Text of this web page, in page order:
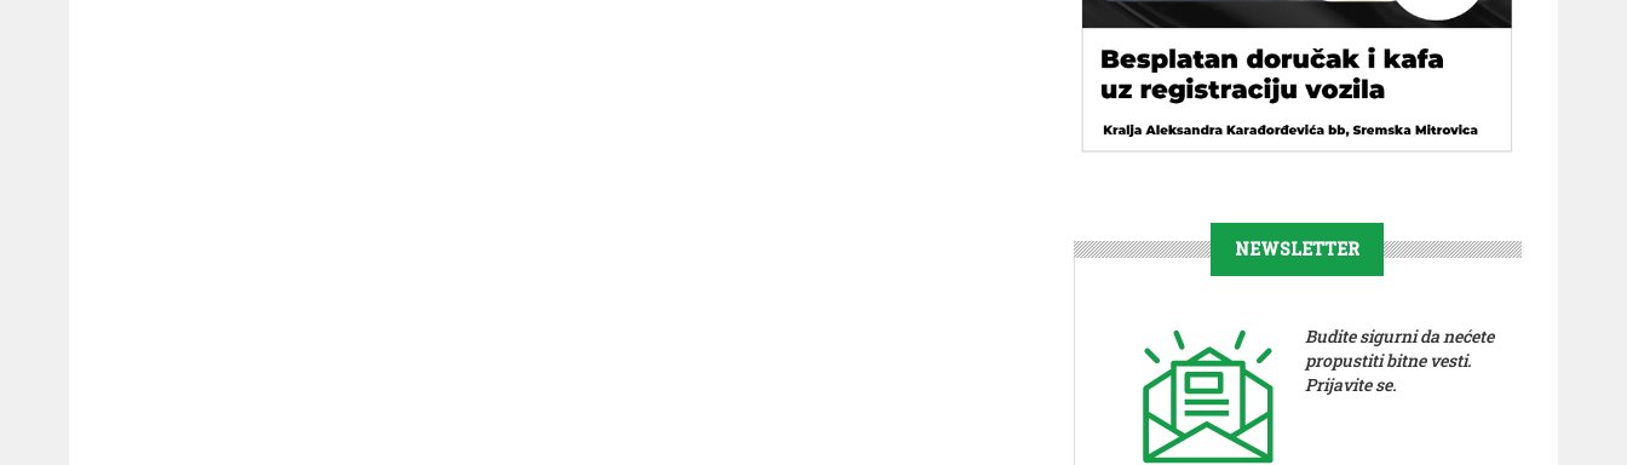
NEWSLETTER
Budite sigurni da nećete
propustiti bitne vesti.
Prijavite se.